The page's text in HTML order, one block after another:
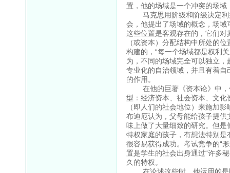
置，他的场域是一个冲突的场
马克思用阶级和阶级决定利
会，他提出了场域的概念，场
这些位置是客观存在的，它们
（或资本）分配结构中所处的
构建的，“每一个场域都是权利
为，不同的场域完全可以独立
专业化的自治领域，并且有着
的作用。
在他的巨著《资本论》中，
型：经济资本、社会资本、文
（即人们的社会地位）来施加
布迪厄认为，父母能给孩子提
味上做了大量细致的研究。但
特权家庭的孩子，有想法特别
很容易获得成功。考试竞争的“
置是学生的社会出身通过“许多
久的特权。